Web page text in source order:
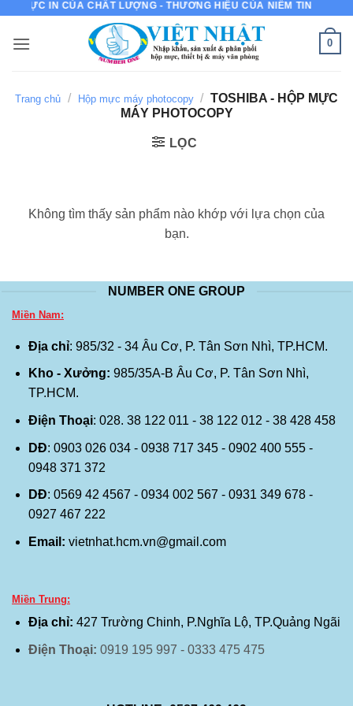
nội
MỰC IN CỦA CHẤT LƯỢNG - THƯƠNG HIỆU CỦA NIỀM TIN
0
Trang chủ / Hộp mực máy photocopy / TOSHIBA - HỘP MỰC
MÁY PHOTOCOPY
LỌC
Không tìm thấy sản phẩm nào khớp với lựa chọn của
bạn.
NUMBER ONE GROUP
Miền Nam:
Địa chỉ: 985/32 - 34 Âu Cơ, P. Tân Sơn Nhì, TP.HCM.
Kho - Xưởng: 985/35A-B Âu Cơ, P. Tân Sơn Nhì,
TP.HCM.
Điện Thoại: 028. 38 122 011 - 38 122 012 - 38 428 458
DĐ: 0903 026 034 - 0938 717 345 - 0902 400 555 -
0948 371 372
DĐ: 0569 42 4567 - 0934 002 567 - 0931 349 678 -
0927 467 222
Email: vietnhat.hcm.vn@gmail.com
Miền Trung:
Địa chỉ: 427 Trường Chinh, P.Nghĩa Lộ, TP.Quảng Ngãi
Điện Thoại: 0919 195 997 - 0333 475 475